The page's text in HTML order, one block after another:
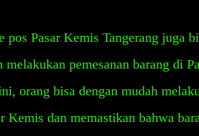
pos Pasar Kemis Tangerang juga
melakukan pemesanan barang di
orang bisa dengan mudah
Kemis dan memastikan bahwa